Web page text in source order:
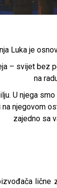
Luka je
– svijet bez
na
U njega
njegovom
zajedno sa
lične